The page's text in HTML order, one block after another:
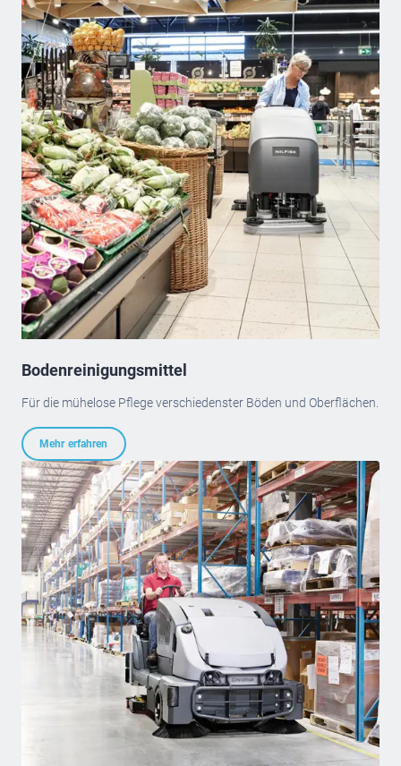
Bodenreinigungsmittel
Für die mühelose Pflege verschiedenster Böden und Oberflächen.
Mehr erfahren